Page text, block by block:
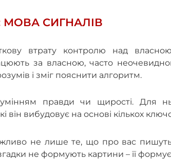
МОВА СИГНАЛІВ
втрату контролю над
за власною, часто
і зміг пояснити алгоритм.
правди чи щирості. Для
він вибудовує на основі кількох
не лише те, що про вас
не формують картини – її